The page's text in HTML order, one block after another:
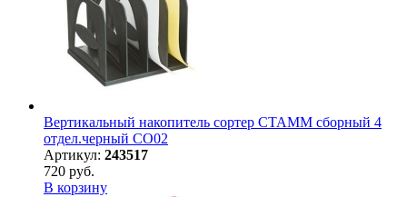
Вертикальный накопитель сортер СТАММ сборный 4
отдел.черный СО02
Артикул: 243517
720 руб.
В корзину